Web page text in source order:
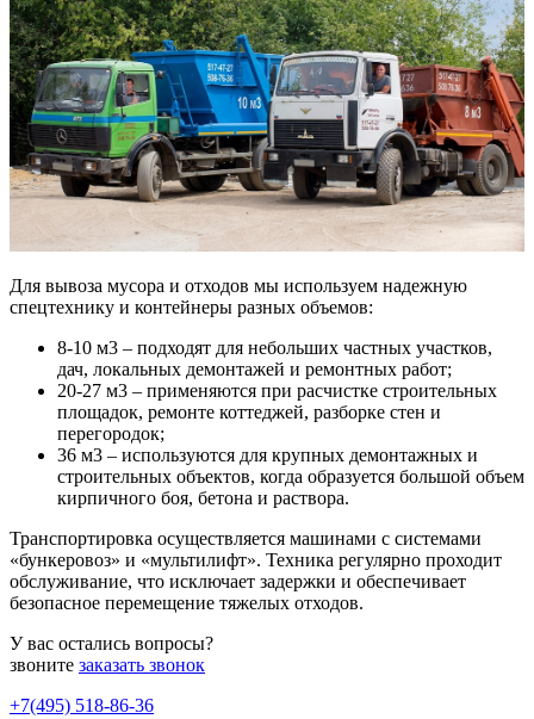
Для вывоза мусора и отходов мы используем надежную
спецтехнику и контейнеры разных объемов:
8-10 м3 – подходят для небольших частных участков,
дач, локальных демонтажей и ремонтных работ;
20-27 м3 – применяются при расчистке строительных
площадок, ремонте коттеджей, разборке стен и
перегородок;
36 м3 – используются для крупных демонтажных и
строительных объектов, когда образуется большой объем
кирпичного боя, бетона и раствора.
Транспортировка осуществляется машинами с системами
«бункеровоз» и «мультилифт». Техника регулярно проходит
обслуживание, что исключает задержки и обеспечивает
безопасное перемещение тяжелых отходов.
У вас остались вопросы?
звоните заказать звонок
+7(495) 518-86-36